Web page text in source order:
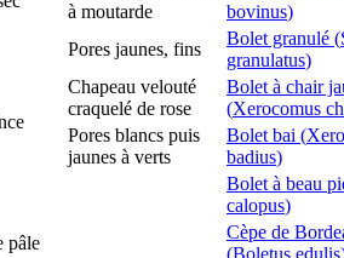
à moutarde
bovinus)
Pores jaunes, fins
Bolet granulé (
granulatus)
Chapeau velouté
craquelé de rose
Bolet à chair
(Xerocomus
Pores blancs puis
jaunes à verts
Bolet bai (
badius)
Bolet à beau
calopus)
pâle
Cèpe de
(Boletus edulis